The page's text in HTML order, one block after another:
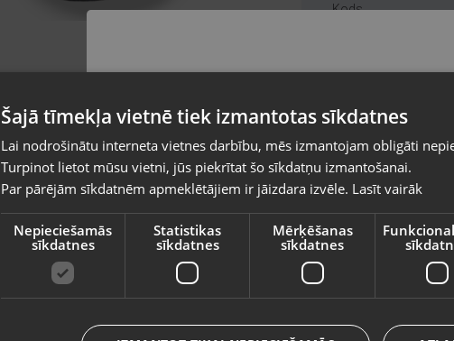
Kods
Stāvoklis
Komplektācija
Piegādes veidi
valsti
Vietnes saturs būs attēlots izvēlētajā valodā
Valsts
Valoda
Latviešu / Latvian
Šajā tīmekļa vietnē tiek izmantotas sīkdatnes
Lai nodrošinātu interneta vietnes darbību, mēs izmantojam obligāti
Turpinot lietot mūsu vietni, jūs piekrītat šo sīkdatņu izmantošanai.
Par pārējām sīkdatnēm apmeklētājiem ir jāizdara izvēle. Lasīt vairāk
Nepieciešamās
sīkdatnes
Statistikas
sīkdatnes
Mērķēšanas
sīkdatnes